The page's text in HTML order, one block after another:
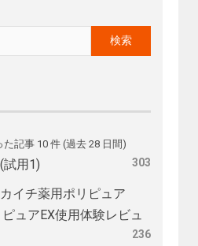
記事 10 件 (過去 28 日間)
試用1) 303
イチ薬用ポリピュア
ュアEX使用体験レビュ
236